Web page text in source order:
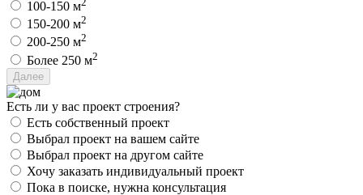
100-150 м
150-200 м2
200-250 м2
Более 250 м2
Есть ли у вас проект строения?
Есть собственный проект
Выбрал проект на вашем сайте
Выбрал проект на другом сайте
Хочу заказать индивидуальный проект
Пока в поиске, нужна консультация